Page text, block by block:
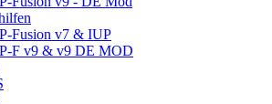
Fusion v7 & IUP
F v9 & v9 DE MOD